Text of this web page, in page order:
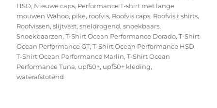
HSD, Nieuwe caps, Performance T-shirt met lange
mouwen Wahoo, pike, roofvis, Roofvis caps, Roofvis t shirts,
Roofvissen,slijtvast,sneldrogend,snoekbaars,
Snoekbaarzen,T-Shirt Ocean Performance Dorado,T-Shirt
Ocean Performance GT,T-Shirt Ocean Performance HSD,
T-Shirt Ocean Performance Marlin,T-Shirt Ocean
Performance Tuna, upf50+, upf50+ kleding,
waterafstotend